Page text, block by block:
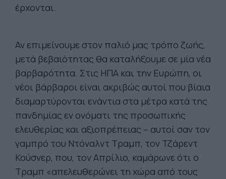
έρχονται.
Αν επιμείνουμε στον παλιό μας τρόπο ζωής,
μετά βεβαιότητας θα καταλήξουμε σε μία νέα
βαρβαρότητα. Στις ΗΠΑ και την Ευρώπη, οι
νέοι βάρβαροι είναι ακριβώς αυτοί που βίαια
διαμαρτύρονται ενάντια στα μέτρα κατά της
πανδημίας εν ονόματι της προσωπικής
ελευθερίας και αξιοπρέπειας – αυτοί σαν τον
γαμπρό του Ντόναλντ Τραμπ, τον Τζάρεντ
Κούσνερ, που, τον Απρίλιο, καμάρωνε ότι ο
Τραμπ «απελευθερώνει τη χώρα από τους